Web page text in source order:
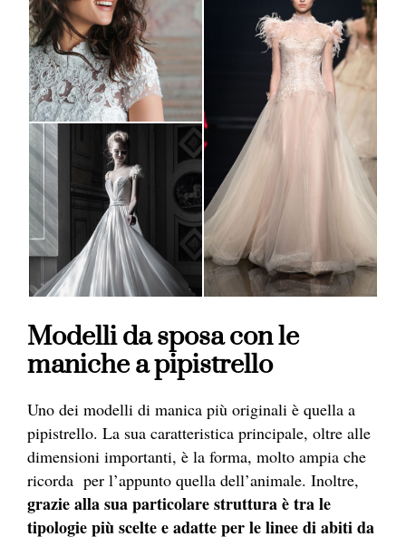
Modelli da sposa con le
maniche a pipistrello
Uno dei modelli di manica più originali è quella a
pipistrello. La sua caratteristica principale, oltre alle
dimensioni importanti, è la forma, molto ampia che
ricorda per l’appunto quella dell’animale. Inoltre,
grazie alla sua particolare struttura è tra le
tipologie più scelte e adatte per le linee di abiti da